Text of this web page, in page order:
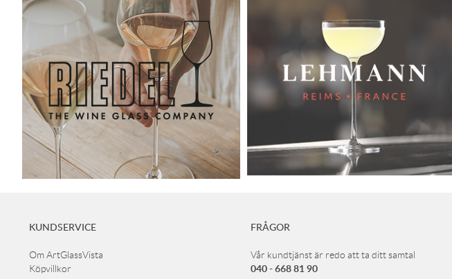
KUNDSERVICE
Om ArtGlassVista
Köpvillkor
FRÅGOR
Vår kundtjänst är redo att ta ditt samtal
040 - 668 81 90